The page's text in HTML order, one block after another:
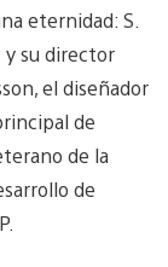
eternidad: S.
y su director
el diseñador
de
de la
de